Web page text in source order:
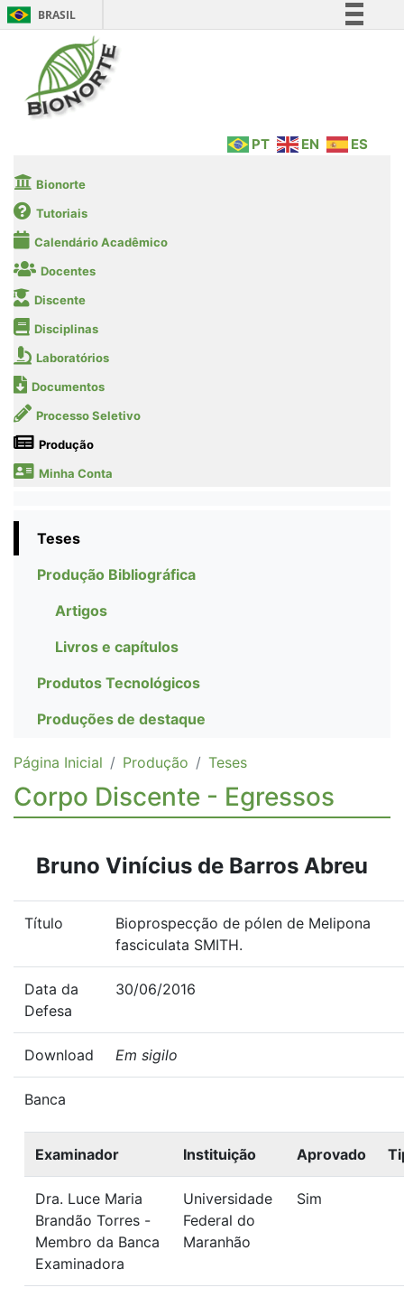
BRASIL
Legislação
PT EN ES
Bionorte
Tutoriais
Calendário Acadêmico
Docentes
Discente
Disciplinas
Laboratórios
Documentos
Processo Seletivo
Produção
Minha Conta
Teses
Produção Bibliográfica
Artigos
Livros e capítulos
Produtos Tecnológicos
Produções de destaque
Página Inicial Produção Teses
Corpo Discente - Egressos
Bruno Vinícius de Barros Abreu
Título
Bioprospecção de pólen de Melipona
fasciculata SMITH.
Data da
Defesa
30/06/2016
Download Em sigilo
Banca
Examinador Instituição Aprovado
Dra. Luce Maria
Brandão Torres -
Membro da Banca
Examinadora
Universidade
Federal do
Maranhão
Sim